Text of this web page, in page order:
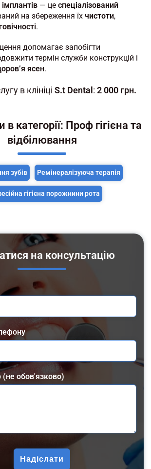
імплантів — це спеціалізований
на збереження їх чистоти,
.
допомагає запобігти
термін служби конструкцій і
ясен.
в клініці S.t Dental : 2 000 грн.
в категорії: Проф гігієна та
відбілювання
зубів Ремінералізуюча терапія
гігієна порожнини рота
на консультацію
обов'язково)